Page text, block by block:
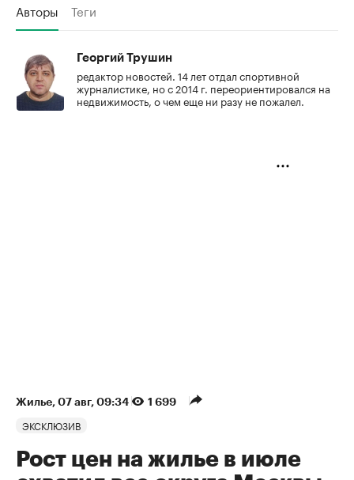
Авторы Теги
Георгий Трушин
редактор новостей. 14 лет отдал спортивной
журналистике, но с 2014 г. переориентировался на
недвижимость, о чем еще ни разу не пожалел.
Жилье⁠, 07 авг, 09:34 1 699
ЭКСКЛЮЗИВ
Рост цен на жилье в июле